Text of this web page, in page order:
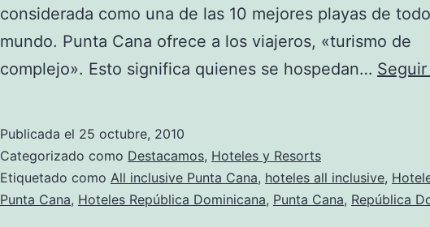
considerada como una de las 10 mejores playas de
mundo. Punta Cana ofrece a los viajeros, «turismo de
complejo». Esto significa quienes se hospedan…
Publicada el 25 octubre, 2010
Categorizado como Destacamos, Hoteles y Resorts
Etiquetado como All inclusive Punta Cana, hoteles all inclusive,
Punta Cana, Hoteles República Dominicana, Punta Cana, República